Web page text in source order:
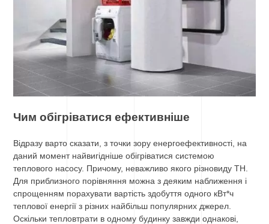
Чим обігріватися ефективніше
Відразу варто сказати, з точки зору енергоефективності, на
даний момент найвигідніше обігріватися системою
теплового насосу. Причому, неважливо якого різновиду ТН.
Для приблизного порівняння можна з деяким наближення і
спрощенням порахувати вартість здобуття одного кВт*ч
теплової енергії з різних найбільш популярних джерел.
Оскільки тепловтрати в одному будинку завжди однакові,